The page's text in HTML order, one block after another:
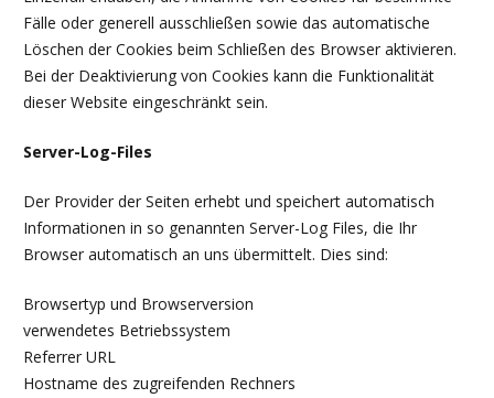
Fälle oder generell ausschließen sowie das automatische
Löschen der Cookies beim Schließen des Browser aktivieren.
Bei der Deaktivierung von Cookies kann die Funktionalität
dieser Website eingeschränkt sein.
Server-Log-Files
Der Provider der Seiten erhebt und speichert automatisch
Informationen in so genannten Server-Log Files, die Ihr
Browser automatisch an uns übermittelt. Dies sind:
Browsertyp und Browserversion
verwendetes Betriebssystem
Referrer URL
Hostname des zugreifenden Rechners